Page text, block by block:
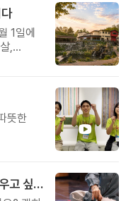
1일에
,
뜻한
지금, 내 안의 흐름을 다시 바로 세우고 싶다면